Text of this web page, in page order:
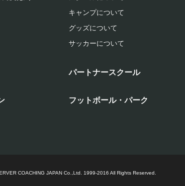
キャンプについて
グッズについて
サッカーについて
パートナースクール
フットボール・パーク
COACHING JAPAN Co.,Ltd. 1999-2016 All Rights Reserved.